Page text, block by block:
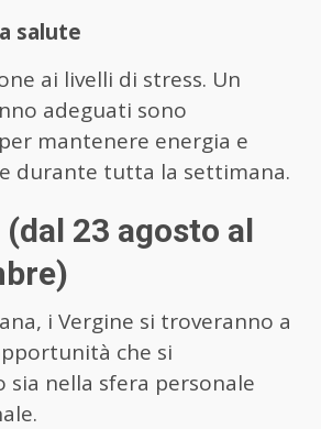
salute
ai livelli di stress. Un
adeguati sono
mantenere energia e
durante tutta la settimana.
23 agosto al
i Vergine si troveranno a
che si
sia nella sfera personale